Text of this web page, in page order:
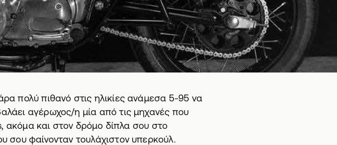
πολύ πιθανό στις ηλικίες ανάμεσα 5-95 να
αγέρωχος/η μία από τις μηχανές που
ακόμα και στον δρόμο δίπλα σου στο
σου φαίνονταν τουλάχιστον υπερκούλ.